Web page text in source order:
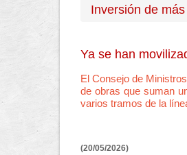
Inversión de
Ya se han
El Consejo de
de obras que suman
varios tramos de la
(20/05/2026)